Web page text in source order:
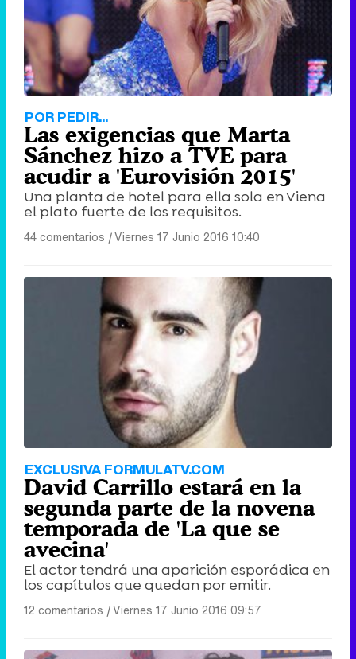
POR PEDIR...
Las exigencias que Marta
Sánchez hizo a TVE para
acudir a 'Eurovisión 2015'
Una planta de hotel para ella sola en Viena
el plato fuerte de los requisitos.
44 comentarios |Viernes 17 Junio 2016 10:40
EXCLUSIVA FORMULATV.COM
David Carrillo estará en la
segunda parte de la novena
temporada de 'La que se
avecina'
El actor tendrá una aparición esporádica en
los capítulos que quedan por emitir.
12 comentarios |Viernes 17 Junio 2016 09:57